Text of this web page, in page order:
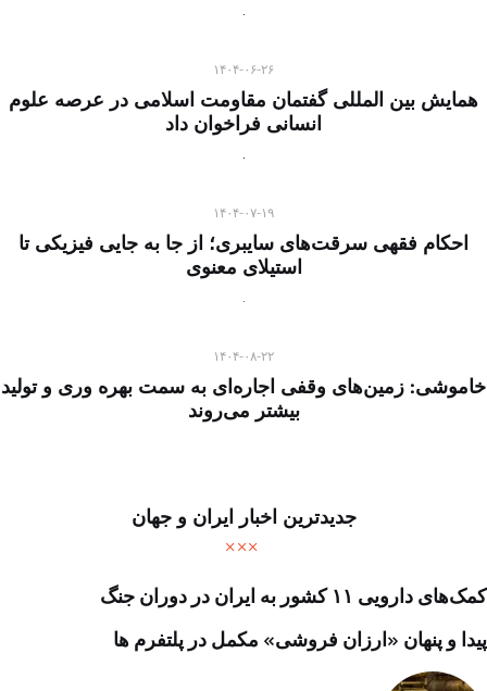
۱۴۰۴-۰۶-۲۶
همایش بین المللی گفتمان مقاومت اسلامی در عرصه علوم
انسانی فراخوان داد
۱۴۰۴-۰۷-۱۹
احکام فقهی سرقت‌های سایبری؛ از جا به جایی فیزیکی تا
استیلای معنوی
۱۴۰۴-۰۸-۲۲
خاموشی: زمین‌های وقفی اجاره‌ای به سمت بهره وری و تولید
بیشتر می‌روند
جدیدترین اخبار ایران و جهان
کمک‌های دارویی ۱۱ کشور به ایران در دوران جنگ
پیدا و پنهان «ارزان فروشی» مکمل در پلتفرم ها